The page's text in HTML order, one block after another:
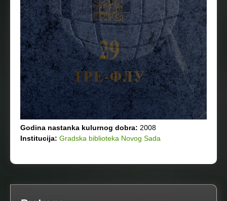
Godina nastanka kulurnog dobra: 2008
Institucija: Gradska biblioteka Novog Sada